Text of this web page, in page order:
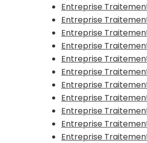
Entreprise
Entreprise
Entreprise
Entreprise
Entreprise
Entreprise
Entreprise
Entreprise
Entreprise
Entreprise
Entreprise